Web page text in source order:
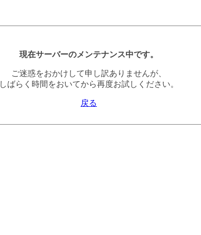
現在サーバーのメンテナンス中です。
ご迷惑をおかけして申し訳ありませんが、
しばらく時間をおいてから再度お試しください。
戻る